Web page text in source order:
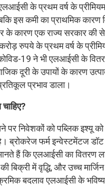
के प्रथम वर्ष के
इस कमी का प्राथमिक कारण
कारण एक राज्य सरकार की
रुपये के प्रथम वर्ष के
19 ने भी एलआईसी के
दूरी के उपायों के कारण
प्रभाव डाला।
?
पर निवेशकों को पब्लिक इश्यू
ब्रोकरेज फर्म इन्वेस्टमेंटज
हैं कि एलआईसी का वितरण
बिक्री में वृद्धि, और उच्च
बदलाव एलआईसी के